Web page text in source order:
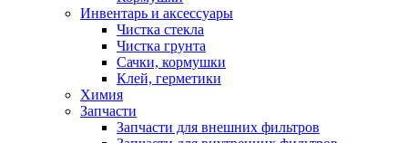
Инвентарь и аксессуары
Чистка стекла
Чистка грунта
Сачки, кормушки
Клей, герметики
Химия
Запчасти
Запчасти для внешних фильтров